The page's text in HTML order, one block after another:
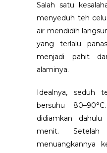
Salah satu
menyeduh teh
air mendidih
yang terlalu
menjadi pahit
alaminya.
Idealnya, seduh
bersuhu
didiamkan
menit.
menuangkannya